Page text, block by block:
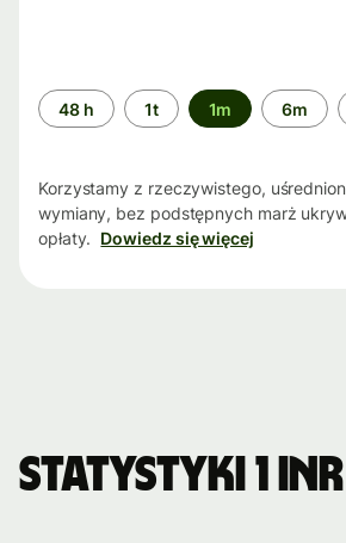
Przedział
czasu
48 h 1t 1m 6m
Korzystamy z rzeczywistego,
wymiany, bez podstępnych marż
opłaty. Dowiedz się więcej
Statystyki 1 INR